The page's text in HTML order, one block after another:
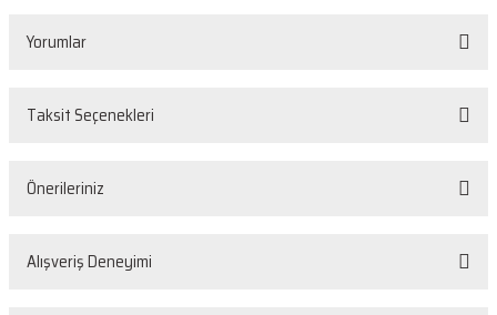
Yorumlar
Taksit Seçenekleri
Önerileriniz
Bu ürünün fiyat bilgisi, resim, ürün açıklamalarında ve diğer konularda
Alışveriş Deneyimi